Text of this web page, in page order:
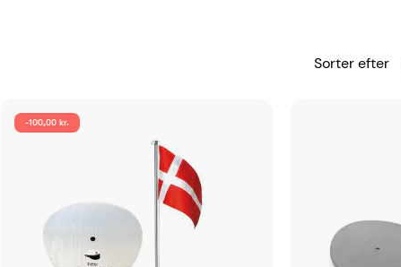
Sorter efter
-100,00 kr.